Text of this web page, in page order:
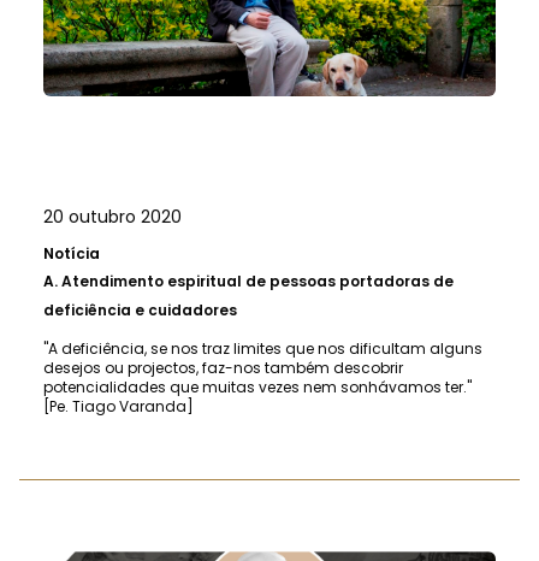
20 outubro 2020
Notícia
A.Atendimento espiritual de pessoas portadoras de
deficiência e cuidadores
"A deficiência, se nos traz limites que nos dificultam alguns
desejos ou projectos, faz-nos também descobrir
potencialidades que muitas vezes nem sonhávamos ter."
[Pe. Tiago Varanda]